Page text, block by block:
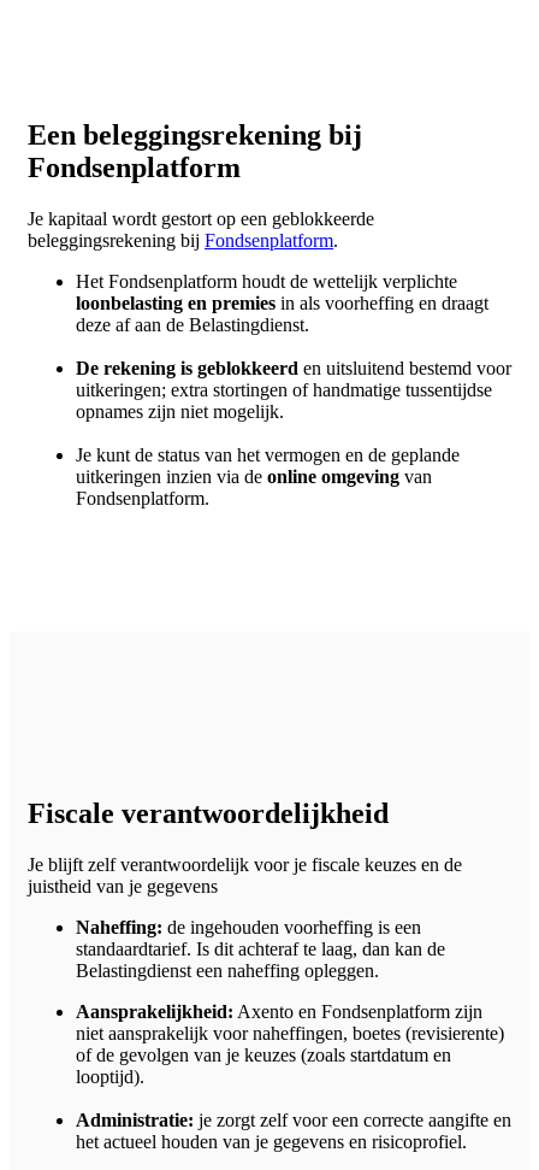
Een beleggingsrekening bij
Fondsenplatform
Je kapitaal wordt gestort op een geblokkeerde
beleggingsrekening bij Fondsenplatform.
Het Fondsenplatform houdt de wettelijk verplichte
loonbelasting en premies in als voorheffing en draagt
deze af aan de Belastingdienst.
De rekening is geblokkeerd en uitsluitend bestemd voor
uitkeringen; extra stortingen of handmatige tussentijdse
opnames zijn niet mogelijk.
Je kunt de status van het vermogen en de geplande
uitkeringen inzien via de online omgeving van
Fondsenplatform.
Fiscale verantwoordelijkheid
Je blijft zelf verantwoordelijk voor je fiscale keuzes en de
juistheid van je gegevens
Naheffing: de ingehouden voorheffing is een
standaardtarief. Is dit achteraf te laag, dan kan de
Belastingdienst een naheffing opleggen.
Aansprakelijkheid: Axento en Fondsenplatform zijn
niet aansprakelijk voor naheffingen, boetes (revisierente)
of de gevolgen van je keuzes (zoals startdatum en
looptijd).
Administratie: je zorgt zelf voor een correcte aangifte en
het actueel houden van je gegevens en risicoprofiel.